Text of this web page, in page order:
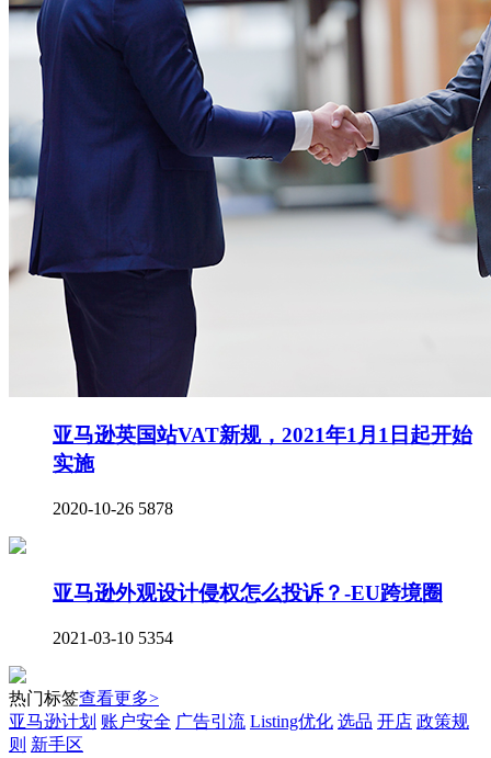
亚马逊英国站VAT新规，2021年1月1日起开始
实施
2020-10-26 5878
亚马逊外观设计侵权怎么投诉？-EU跨境圈
2021-03-10 5354
热门标签查看更多>
亚马逊计划 账户安全 广告引流 Listing优化 选品 开店 政策规
则 新手区